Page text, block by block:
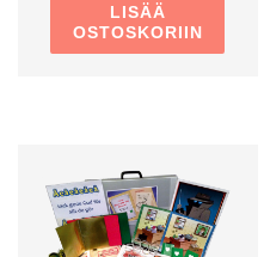
LISÄÄ
OSTOSKORIIN